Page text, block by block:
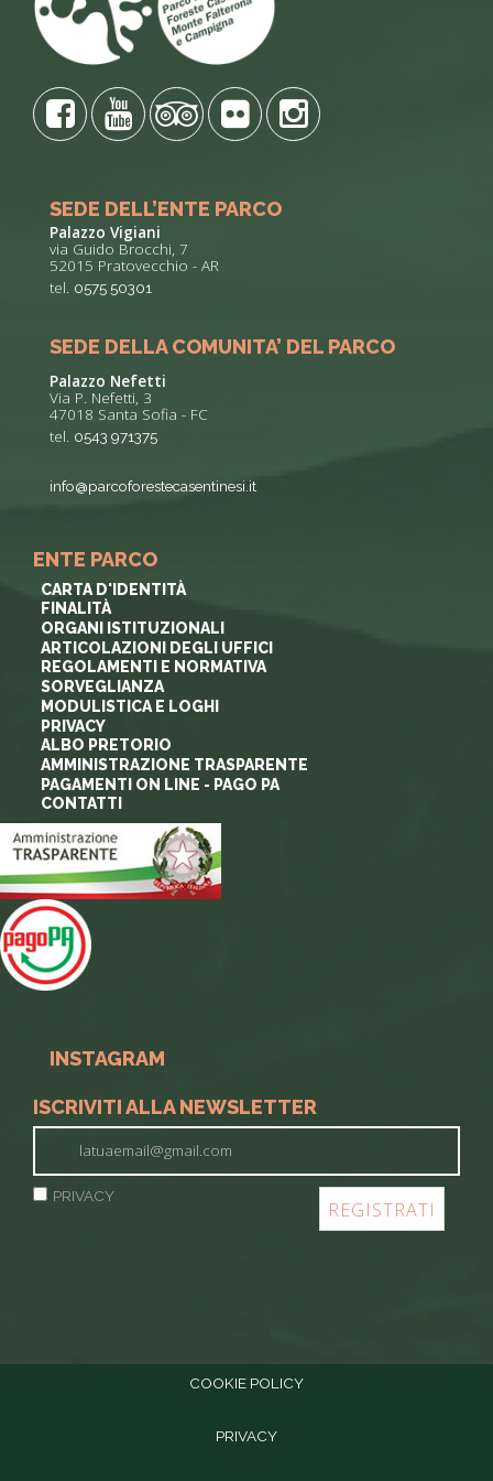
SEDE DELL’ENTE PARCO
Palazzo Vigiani
via Guido Brocchi, 7
52015 Pratovecchio - AR
tel. 0575 50301
SEDE DELLA COMUNITA’ DEL PARCO
Palazzo Nefetti
Via P. Nefetti, 3
47018 Santa Sofia - FC
tel. 0543 971375
info@parcoforestecasentinesi.it
ENTE PARCO
CARTA D'IDENTITÀ
FINALITÀ
ORGANI ISTITUZIONALI
ARTICOLAZIONI DEGLI UFFICI
REGOLAMENTI E NORMATIVA
SORVEGLIANZA
MODULISTICA E LOGHI
PRIVACY
ALBO PRETORIO
AMMINISTRAZIONE TRASPARENTE
PAGAMENTI ON LINE - PAGO PA
CONTATTI
INSTAGRAM
ISCRIVITI ALLA NEWSLETTER
PRIVACY
COOKIE POLICY
PRIVACY